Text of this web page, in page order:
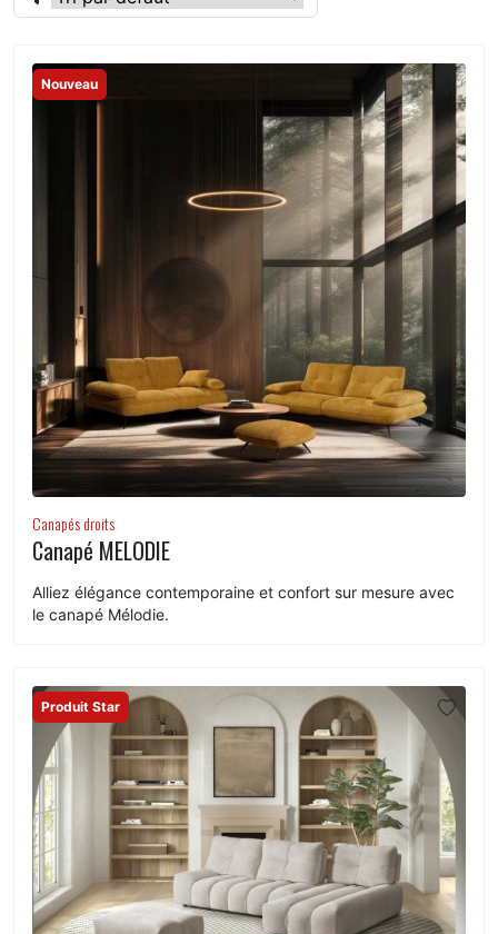
Nouveau
Canapés droits
Canapé MELODIE
Alliez élégance contemporaine et confort sur mesure avec
le canapé Mélodie.
Produit Star